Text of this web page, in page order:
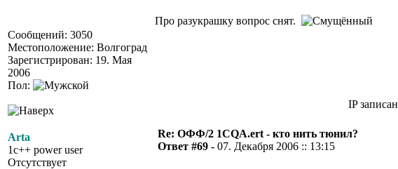
Сообщений: 3050
Местоположение: Волгоград
Зарегистрирован: 19. Мая
2006
Пол:
Про разукрашку вопрос снят.
IP записан
Arta
1c++ power user
Отсутствует
Re: ОФФ/2 1CQA.ert - кто нить тюнил?
Ответ #69 - 07. Декабря 2006 :: 13:15